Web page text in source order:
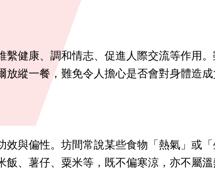
健康、調和情志、促進人際交流等作用
縱一餐，難免令人擔心是否會對身體造
與偏性。坊間常說某些食物「熱氣」或
、薯仔、粟米等，既不偏寒涼，亦不屬溫